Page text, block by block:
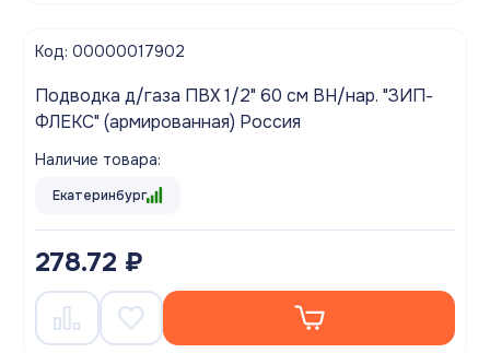
Код: 00000017902
Подводка д/газа ПВХ 1/2" 60 см ВН/нар. "ЗИП-
ФЛЕКС" (армированная) Россия
Наличие товара:
Екатеринбург
278.72 ₽